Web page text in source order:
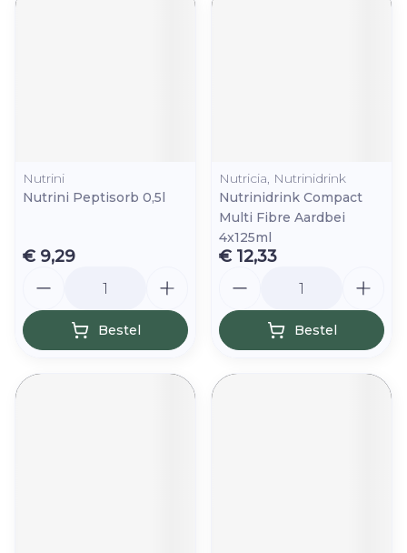
Nutrini
Nutrini Peptisorb 0,5l
€ 9,29
Bestel
Nutricia, Nutrinidrink
Nutrinidrink Compact
Multi Fibre Aardbei
4x125ml
€ 12,33
Bestel